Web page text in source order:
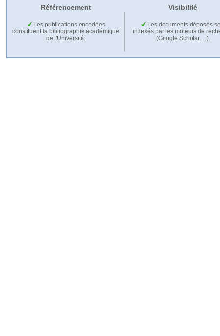
Référencement Visibilité
Les publications encodées
constituent la bibliographie académique
de l'Université.
Les documents déposés
indexés par les moteurs de
(Google Scholar,…).